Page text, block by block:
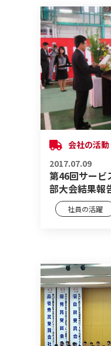
会社の活動
2017.07.09
第46回サービ
部大会結果報
社員の活躍